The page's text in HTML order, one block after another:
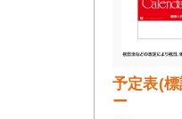
予定表(
ー